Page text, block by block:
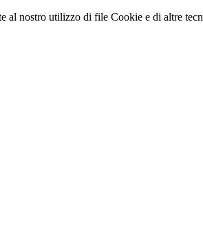
al nostro utilizzo di file Cookie e di altre